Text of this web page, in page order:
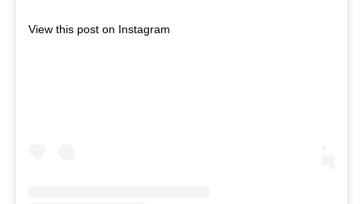
View this post on Instagram